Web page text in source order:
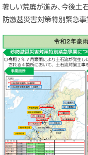
著しい荒廃が進み、今後土
防激甚災害対策特別緊急事